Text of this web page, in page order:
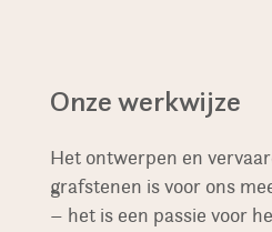
Onze werkwijze
Het ontwerpen en
grafstenen is voor ons
– het is een passie voor